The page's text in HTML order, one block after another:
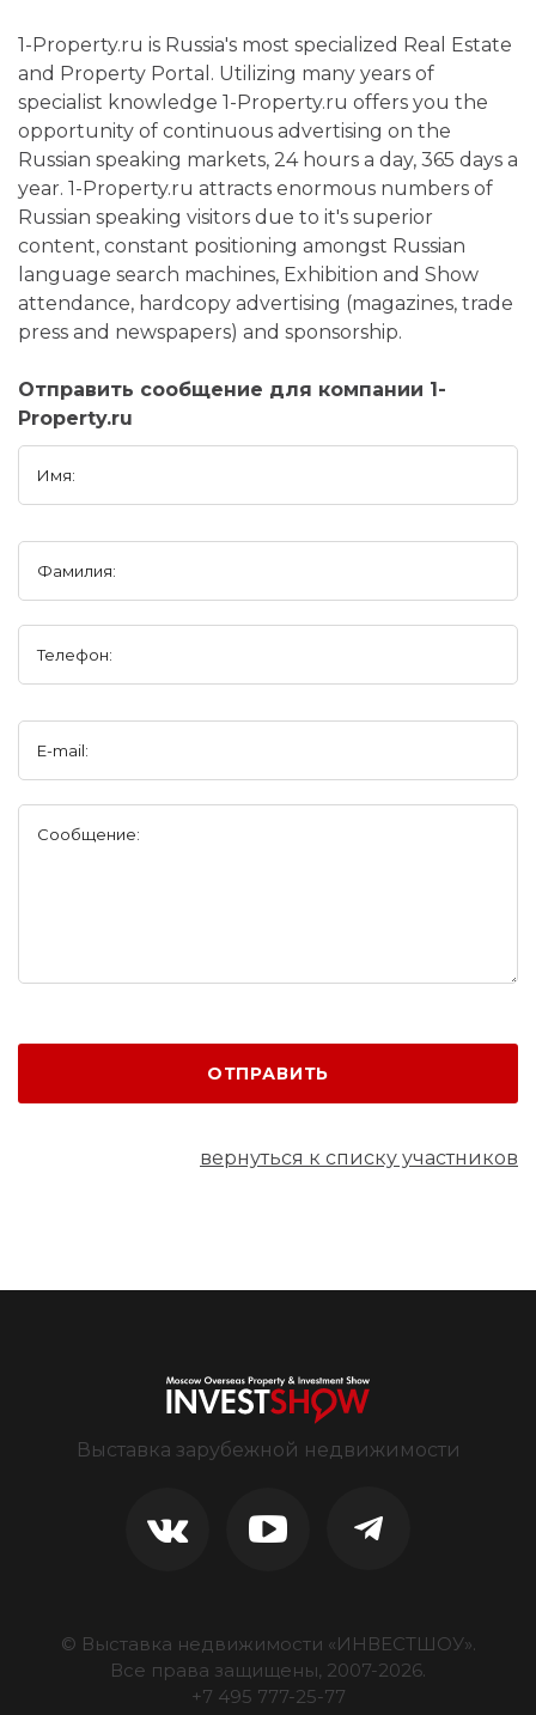
1-Property.ru is Russia's most specialized Real Estate
and Property Portal. Utilizing many years of
specialist knowledge 1-Property.ru offers you the
opportunity of continuous advertising on the
Russian speaking markets, 24 hours a day, 365 days a
year. 1-Property.ru attracts enormous numbers of
Russian speaking visitors due to it's superior
content, constant positioning amongst Russian
language search machines, Exhibition and Show
attendance, hardcopy advertising (magazines, trade
press and newspapers) and sponsorship.
Отправить сообщение для компании 1-
Property.ru
Имя:
Фамилия:
Телефон:
E-mail:
Сообщение:
ОТПРАВИТЬ
вернуться к списку участников
Выставка зарубежной недвижимости
© Выставка недвижимости «ИНВЕСТШОУ».
Все права защищены, 2007-2026.
+7 495 777-25-77